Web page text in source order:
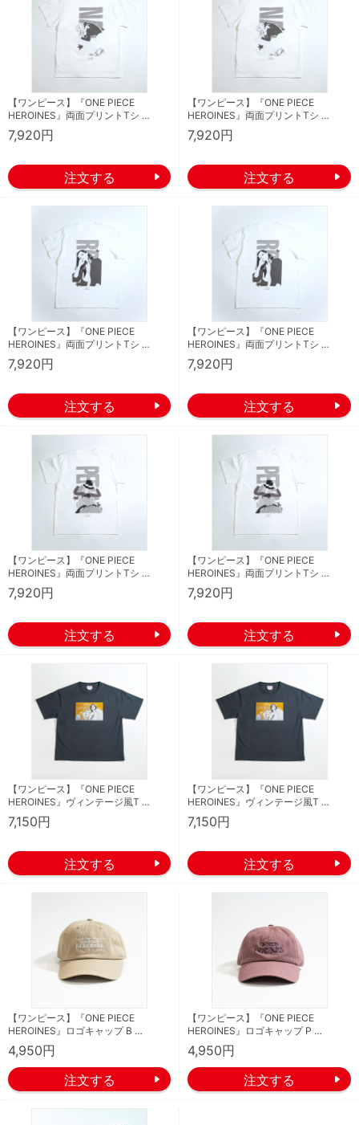
【ワンピース】『ONE PIECE
HEROINES』両面プリントTシ …
7,920円
【ワンピース】『ONE PIECE
HEROINES』両面プリントTシ …
7,920円
【ワンピース】『ONE PIECE
HEROINES』両面プリントTシ …
7,920円
【ワンピース】『ONE PIECE
HEROINES』両面プリントTシ …
7,920円
【ワンピース】『ONE PIECE
HEROINES』両面プリントTシ …
7,920円
【ワンピース】『ONE PIECE
HEROINES』両面プリントTシ …
7,920円
【ワンピース】『ONE PIECE
HEROINES』ヴィンテージ風T …
7,150円
【ワンピース】『ONE PIECE
HEROINES』ヴィンテージ風T …
7,150円
【ワンピース】『ONE PIECE
HEROINES』ロゴキャップ B …
4,950円
【ワンピース】『ONE PIECE
HEROINES』ロゴキャップ P …
4,950円